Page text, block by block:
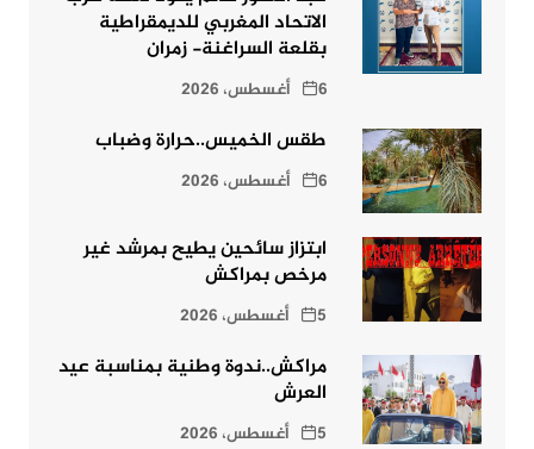
الاتحاد المغربي للديمقراطية
بقلعة السراغنة- زمران
6 أغسطس، 2026
طقس الخميس..حرارة وضباب
6 أغسطس، 2026
ابتزاز سائحين يطيح بمرشد غير
مرخص بمراكش
5 أغسطس، 2026
مراكش..ندوة وطنية بمناسبة عيد
العرش
5 أغسطس، 2026